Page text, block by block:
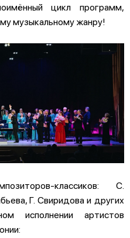
цикл программ,
музыкальному жанру!
классиков: С.
Г. Свиридова и других
исполнении артистов